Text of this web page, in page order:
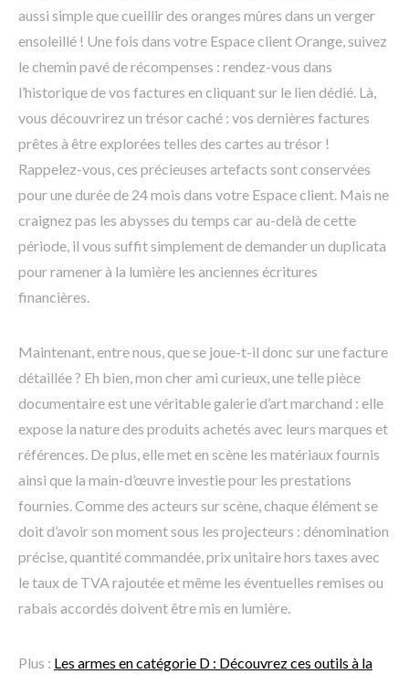
aussi simple que cueillir des oranges mûres dans un verger
ensoleillé ! Une fois dans votre Espace client Orange, suivez
le chemin pavé de récompenses : rendez-vous dans
l’historique de vos factures en cliquant sur le lien dédié. Là,
vous découvrirez un trésor caché : vos dernières factures
prêtes à être explorées telles des cartes au trésor !
Rappelez-vous, ces précieuses artefacts sont conservées
pour une durée de 24 mois dans votre Espace client. Mais ne
craignez pas les abysses du temps car au-delà de cette
période, il vous suffit simplement de demander un duplicata
pour ramener à la lumière les anciennes écritures
financières.
Maintenant, entre nous, que se joue-t-il donc sur une facture
détaillée ? Eh bien, mon cher ami curieux, une telle pièce
documentaire est une véritable galerie d’art marchand : elle
expose la nature des produits achetés avec leurs marques et
références. De plus, elle met en scène les matériaux fournis
ainsi que la main-d’œuvre investie pour les prestations
fournies. Comme des acteurs sur scène, chaque élément se
doit d’avoir son moment sous les projecteurs : dénomination
précise, quantité commandée, prix unitaire hors taxes avec
le taux de TVA rajoutée et même les éventuelles remises ou
rabais accordés doivent être mis en lumière.
Plus : Les armes en catégorie D : Découvrez ces outils à la